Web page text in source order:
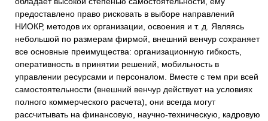
предоставлено право рисковать в выборе направлений
НИОКР, методов их организации, освоения и т. д. Являясь
небольшой по размерам фирмой, внешний венчур сохраняет
все основные преимущества: организационную гибкость,
оперативность в принятии решений, мобильность в
управлении ресурсами и персоналом. Вместе с тем при всей
самостоятельности (внешний венчур действует на условиях
полного коммерческого расчета), они всегда могут
рассчитывать на финансовую, научно-техническую, кадровую